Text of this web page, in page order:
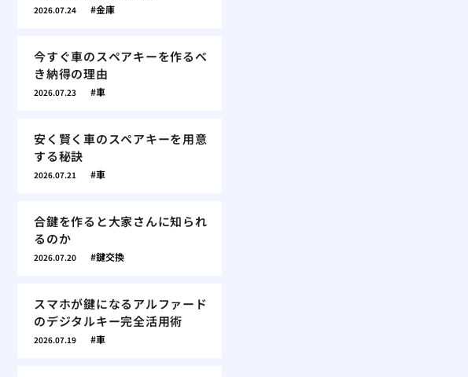
2026.07.24 金庫
今すぐ車のスペアキーを作るべ
き納得の理由
2026.07.23 車
安く賢く車のスペアキーを用意
する秘訣
2026.07.21 車
合鍵を作ると大家さんに知られ
るのか
2026.07.20 鍵交換
スマホが鍵になるアルファード
のデジタルキー完全活用術
2026.07.19 車